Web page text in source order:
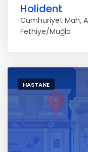
Holident
Cumhuriyet Mah,
Fethiye/Muğla
HASTANE